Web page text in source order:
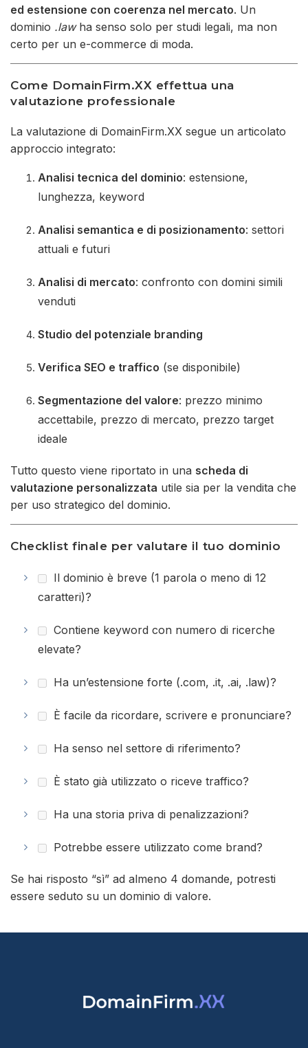
ed estensione con coerenza nel mercato. Un
dominio .lawha senso solo per studi legali, ma non
certo per un e-commerce di moda.
Come DomainFirm.XX effettua una
valutazione professionale
La valutazione di DomainFirm.XX segue un articolato
approccio integrato:
Analisi tecnica del dominio: estensione,
lunghezza, keyword
Analisi semantica e di posizionamento: settori
attuali e futuri
Analisi di mercato: confronto con domini simili
venduti
Studio del potenziale branding
Verifica SEO e traffico (se disponibile)
Segmentazione del valore: prezzo minimo
accettabile, prezzo di mercato, prezzo target
ideale
Tutto questo viene riportato in una scheda di
valutazione personalizzata utile sia per la vendita che
per uso strategico del dominio.
Checklist finale per valutare il tuo dominio
Il dominio è breve (1 parola o meno di 12
caratteri)?
Contiene keyword con numero di ricerche
elevate?
Ha un’estensione forte (.com, .it, .ai, .law)?
È facile da ricordare, scrivere e pronunciare?
Ha senso nel settore di riferimento?
È stato già utilizzato o riceve traffico?
Ha una storia priva di penalizzazioni?
Potrebbe essere utilizzato come brand?
Se hai risposto “sì” ad almeno 4 domande, potresti
essere seduto su un dominio di valore.